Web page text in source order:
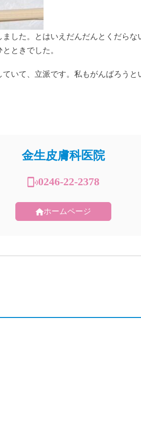
した。とはいえだんだんとくだら
ときでした。
いて、立派です。私もがんばろうと
金生皮膚科医院
0246-22-2378
ホームページ